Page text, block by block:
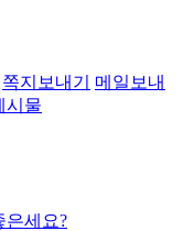
쪽지보내기
메일보내
시물
은세요?